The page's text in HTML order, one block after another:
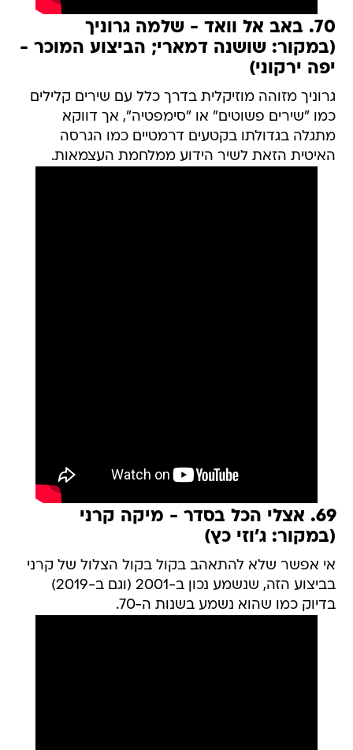
70. באב אל וואד - שלמה גרוניך
(במקור: שושנה דמארי; הביצוע המוכר -
יפה ירקוני)
גרוניך מזוהה מוזיקלית בדרך כלל עם שירים קלילים
כמו "שירים פשוטים" או "סימפטיה", אך דווקא
מתגלה בגדולתו בקטעים דרמטיים כמו הגרסה
האיטית הזאת לשיר הידוע ממלחמת העצמאות.
69. אצלי הכל בסדר - מיקה קרני
(במקור: ג'וזי כץ)
אי אפשר שלא להתאהב בקול בקול הצלול של קרני
בביצוע הזה, שנשמע נכון ב-2001 (וגם ב-2019)
בדיוק כמו שהוא נשמע בשנות ה-70.